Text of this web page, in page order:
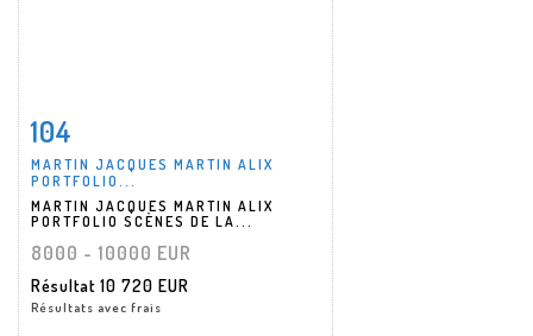
Fiche détaillée
104
MARTIN JACQUES MARTIN ALIX
PORTFOLIO...
MARTIN JACQUES MARTIN ALIX
PORTFOLIO SCÈNES DE LA...
8000 - 10000 EUR
Résultat 10 720 EUR
Résultats avec frais